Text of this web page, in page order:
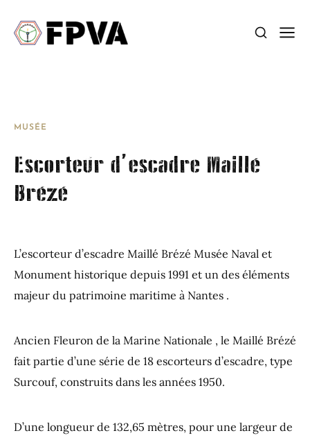
MUSÉE
Escorteur d’escadre Maillé
Brézé
L’escorteur d’escadre Maillé Brézé Musée Naval et
Monument historique depuis 1991 et un des éléments
majeur du patrimoine maritime à Nantes .
Ancien Fleuron de la Marine Nationale , le Maillé Brézé
fait partie d’une série de 18 escorteurs d’escadre, type
Surcouf, construits dans les années 1950.
D’une longueur de 132,65 mètres, pour une largeur de